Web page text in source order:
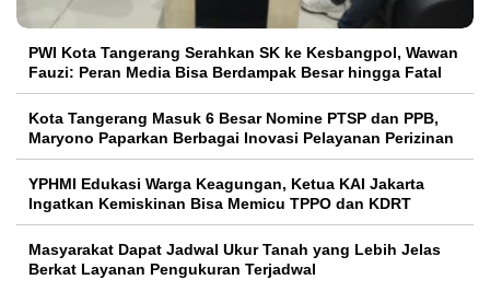
PWI Kota Tangerang Serahkan SK ke Kesbangpol, Wawan
Fauzi: Peran Media Bisa Berdampak Besar hingga Fatal
Kota Tangerang Masuk 6 Besar Nomine PTSP dan PPB,
Maryono Paparkan Berbagai Inovasi Pelayanan Perizinan
YPHMI Edukasi Warga Keagungan, Ketua KAI Jakarta
Ingatkan Kemiskinan Bisa Memicu TPPO dan KDRT
Masyarakat Dapat Jadwal Ukur Tanah yang Lebih Jelas
Berkat Layanan Pengukuran Terjadwal